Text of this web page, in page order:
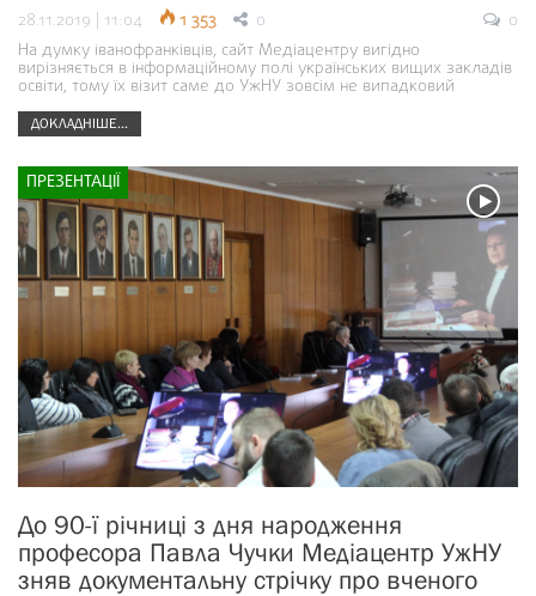
28.11.2019 | 11:04 1 353 0
0
На думку іванофранківців, сайт Медіацентру вигідно
вирізняється в інформаційному полі українських вищих закладів
освіти, тому їх візит саме до УжНУ зовсім не випадковий
ДОКЛАДНІШЕ...
ПРЕЗЕНТАЦІЇ
До 90-ї річниці з дня народження
професора Павла Чучки Медіацентр УжНУ
зняв документальну стрічку про вченого